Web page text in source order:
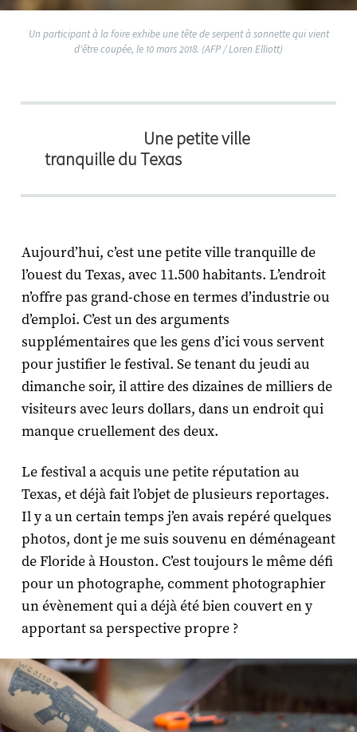
Un participant à la foire exhibe une tête de serpent à sonnette qui vient
d'être coupée, le 10 mars 2018. (AFP / Loren Elliott)
Une petite ville
tranquille du Texas
Aujourd’hui, c’est une petite ville tranquille de
l’ouest du Texas, avec 11.500 habitants. L’endroit
n’offre pas grand-chose en termes d’industrie ou
d’emploi. C’est un des arguments
supplémentaires que les gens d’ici vous servent
pour justifier le festival. Se tenant du jeudi au
dimanche soir, il attire des dizaines de milliers de
visiteurs avec leurs dollars, dans un endroit qui
manque cruellement des deux.
Le festival a acquis une petite réputation au
Texas, et déjà fait l’objet de plusieurs reportages.
Il y a un certain temps j’en avais repéré quelques
photos, dont je me suis souvenu en déménageant
de Floride à Houston. C’est toujours le même défi
pour un photographe, comment photographier
un évènement qui a déjà été bien couvert en y
apportant sa perspective propre ?